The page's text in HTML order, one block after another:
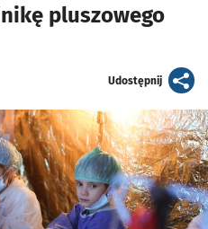
pluszowego
Udostępnijartykuł